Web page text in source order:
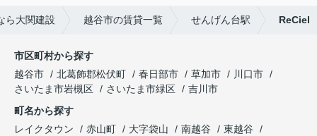
ら大関建設 越谷市の賃貸一覧 せんげん台駅 ReCiel
市区町村から探す
越谷市
北葛飾郡松伏町 春日部市 草加市
川口市
さいたま市岩槻区
さいたま市緑区
吉川市
町名から探す
レイクタウン
赤山町 大字袋山 南越谷
東越谷